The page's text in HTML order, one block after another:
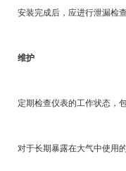
安装完成后，应进行泄漏检查
维护
定期检查仪表的工作状态，包
对于长期暴露在大气中使用的